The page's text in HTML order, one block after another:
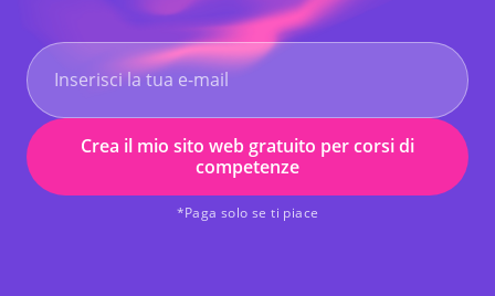
Crea il mio sito web gratuito per corsi di
competenze
*Paga solo se ti piace